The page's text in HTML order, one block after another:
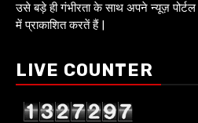
उसे बड़े ही गंभीरता के साथ अपने न्यूज़
में प्राकाशित करतें हैं |
LIVE COUNTER